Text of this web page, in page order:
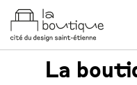
La